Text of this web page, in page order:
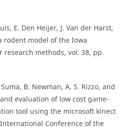
E. Den Heijer, J. Van der Harst,
rodent model of the Iowa
research methods, vol. 38, pp.
B. Newman, A. S. Rizzo, and
evaluation of low cost game-
tool using the microsoft kinect
Conference of the